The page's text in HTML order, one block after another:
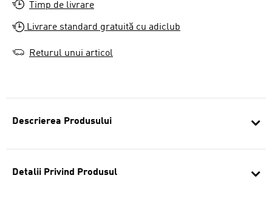
Descrierea Produsului
Detalii Privind Produsul
Timp de livrare
Livrare standard gratuită cu adiclub
Returul unui articol